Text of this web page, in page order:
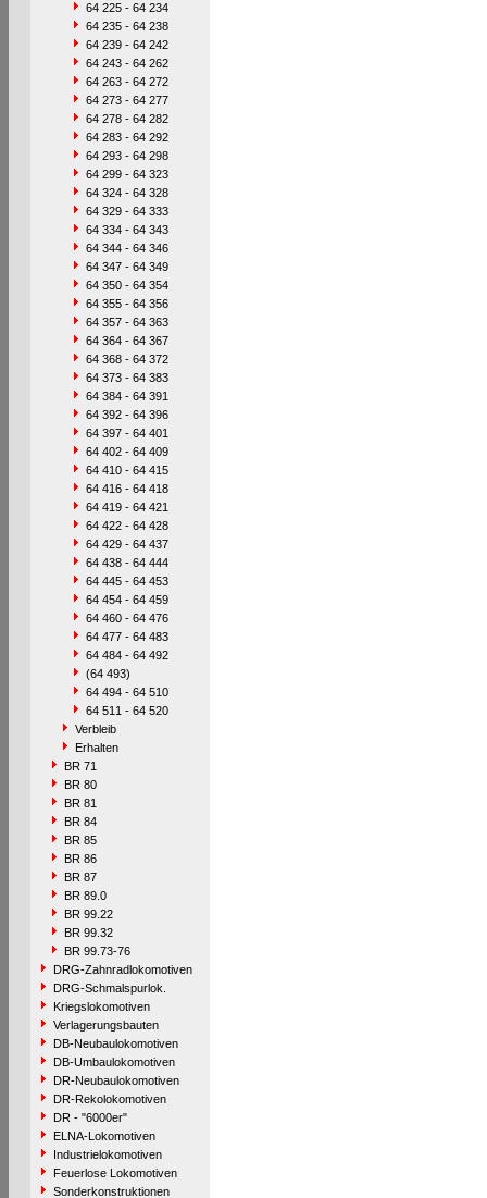
64 225 - 64 234
64 235 - 64 238
64 239 - 64 242
64 243 - 64 262
64 263 - 64 272
64 273 - 64 277
64 278 - 64 282
64 283 - 64 292
64 293 - 64 298
64 299 - 64 323
64 324 - 64 328
64 329 - 64 333
64 334 - 64 343
64 344 - 64 346
64 347 - 64 349
64 350 - 64 354
64 355 - 64 356
64 357 - 64 363
64 364 - 64 367
64 368 - 64 372
64 373 - 64 383
64 384 - 64 391
64 392 - 64 396
64 397 - 64 401
64 402 - 64 409
64 410 - 64 415
64 416 - 64 418
64 419 - 64 421
64 422 - 64 428
64 429 - 64 437
64 438 - 64 444
64 445 - 64 453
64 454 - 64 459
64 460 - 64 476
64 477 - 64 483
64 484 - 64 492
(64 493)
64 494 - 64 510
64 511 - 64 520
Verbleib
Erhalten
BR 71
BR 80
BR 81
BR 84
BR 85
BR 86
BR 87
BR 89.0
BR 99.22
BR 99.32
BR 99.73-76
DRG-Zahnradlokomotiven
DRG-Schmalspurlok.
Kriegslokomotiven
Verlagerungsbauten
DB-Neubaulokomotiven
DB-Umbaulokomotiven
DR-Neubaulokomotiven
DR-Rekolokomotiven
DR - "6000er"
ELNA-Lokomotiven
Industrielokomotiven
Feuerlose Lokomotiven
Sonderkonstruktionen